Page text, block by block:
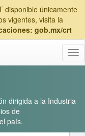
disponible únicamente
vigentes, visita la
gob.mx/crt
dirigida a la Industria
de
país.